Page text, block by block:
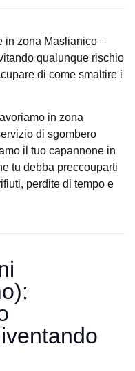
in zona Maslianico –
qualunque rischio
di come smaltire i
in zona
di sgombero
il tuo capannone in
tu debba preccouparti
perdite di tempo e